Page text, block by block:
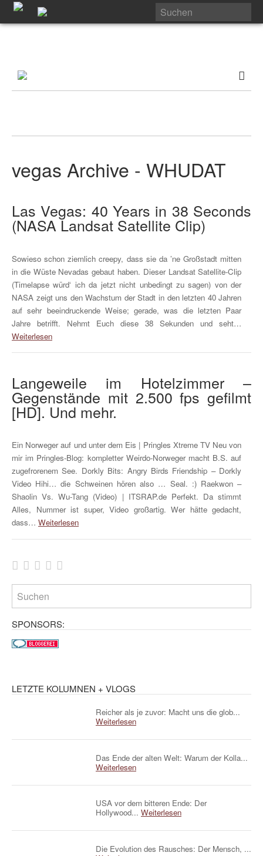
vegas Archive - WHUDAT
Las Vegas: 40 Years in 38 Seconds
(NASA Landsat Satellite Clip)
Sowieso schon ziemlich creepy, dass sie da ’ne Großstadt mitten
in die Wüste Nevadas gebaut haben. Dieser Landsat Satellite-Clip
(Timelapse würd‘ ich da jetzt nicht unbedingt zu sagen) von der
NASA zeigt uns den Wachstum der Stadt in den letzten 40 Jahren
auf sehr beeindruckende Weise; gerade, was die letzten Paar
Jahre betrifft. Nehmt Euch diese 38 Sekunden und seht…
Weiterlesen
Langeweile im Hotelzimmer –
Gegenstände mit 2.500 fps gefilmt
[HD]. Und mehr.
Ein Norweger auf und unter dem Eis | Pringles Xtreme TV Neu von
mir im Pringles-Blog: kompletter Weirdo-Norweger macht B.S. auf
zugefrorenem See. Dorkly Bits: Angry Birds Friendship – Dorkly
Video Hihi… die Schweinen hören also … Seal. :) Raekwon –
Shaolin Vs. Wu-Tang (Video) | ITSRAP.de Perfekt. Da stimmt
Alles, Nummer ist super, Video großartig. Wer hätte gedacht,
dass… Weiterlesen
SPONSORS:
LETZTE KOLUMNEN + VLOGS
Reicher als je zuvor: Macht uns die glob...
Weiterlesen
Das Ende der alten Welt: Warum der Kolla...
Weiterlesen
USA vor dem bitteren Ende: Der
Hollywood... Weiterlesen
Die Evolution des Rausches: Der Mensch, ...